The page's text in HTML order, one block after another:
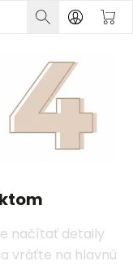
načítať detaily
vráťte na hlavnú